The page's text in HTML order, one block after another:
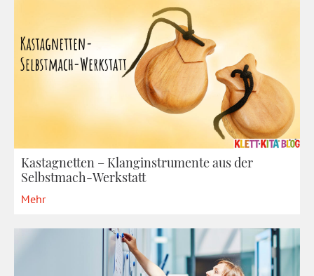
Kastagnetten – Klanginstrumente aus der
Selbstmach-Werkstatt
Mehr